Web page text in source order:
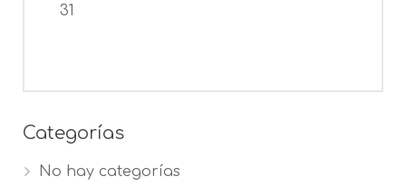
31
Categorías
No hay categorías